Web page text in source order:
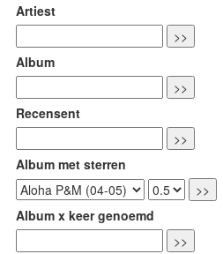
Artiest
Album
Recensent
Album met sterren
Album x keer genoemd